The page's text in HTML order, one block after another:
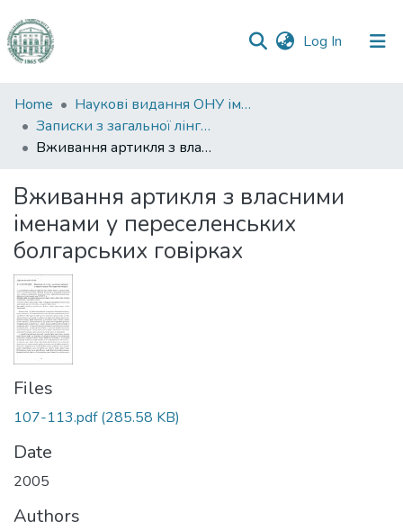
Log In (current)
Communities
&
Collections
Statistics
Home
Наукові видання ОНУ імені І. І. Мечникова
Записки з загальної лінгвістики
Вживання артикля з власними іменами у переселенських болгарських говірках
Вживання артикля з власними
іменами у переселенських
болгарських говірках
Files
107-113.pdf(285.58 KB)
Date
2005
Authors